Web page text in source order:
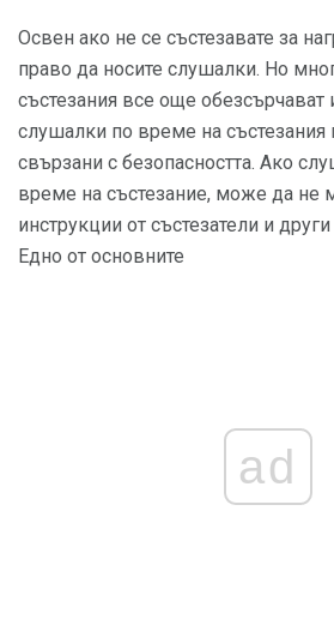
Освен ако не се състезавате за
право да носите слушалки. Но
състезания все още обезсърчават
слушалки по време на състезания
свързани с безопасността. Ако
време на състезание, може да не
инструкции от състезатели и
Едно от основните
ad